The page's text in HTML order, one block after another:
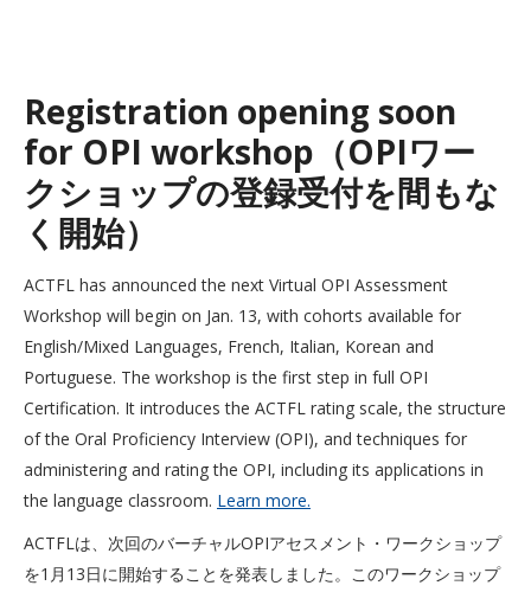
Registration opening soon
for OPI workshop（OPIワー
クショップの登録受付を間もな
く開始）
ACTFL has announced the next Virtual OPI Assessment
Workshop will begin on Jan. 13, with cohorts available for
English/Mixed Languages, French, Italian, Korean and
Portuguese. The workshop is the first step in full OPI
Certification. It introduces the ACTFL rating scale, the structure
of the Oral Proficiency Interview (OPI), and techniques for
administering and rating the OPI, including its applications in
the language classroom. Learn more.
ACTFLは、次回のバーチャルOPIアセスメント・ワークショップ
を1月13日に開始することを発表しました。このワークショップ